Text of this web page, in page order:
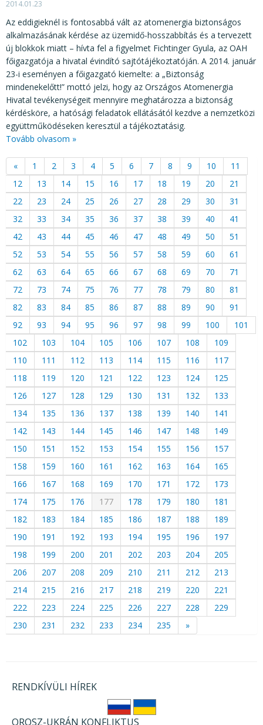
2014.01.23
Az eddigieknél is fontosabbá vált az atomenergia biztonságos
alkalmazásának kérdése az üzemidő-hosszabbítás és a tervezett
új blokkok miatt – hívta fel a figyelmet Fichtinger Gyula, az OAH
főigazgatója a hivatal évindító sajtótájékoztatóján. A 2014. január
23-i eseményen a főigazgató kiemelte: a „Biztonság
mindenekelőtt!” mottó jelzi, hogy az Országos Atomenergia
Hivatal tevékenységeit mennyire meghatározza a biztonság
kérdésköre, a hatósági feladatok ellátásától kezdve a nemzetközi
együttműködéseken keresztül a tájékoztatásig.
Tovább olvasom »
« 1 2 3 4 5 6 7 8 9 10
11
12
13 14 15 16 17 18 19 20
21
22
23 24 25 26 27 28 29 30
31
32
33 34 35 36 37 38 39 40
41
42
43 44 45 46 47 48 49 50
51
52
53 54 55 56 57 58 59 60
61
62
63 64 65 66 67 68 69 70
71
72
73 74 75 76 77 78 79 80
81
82
83 84 85 86 87 88 89 90
91
92
93 94 95 96 97 98 99 100
101
102
103 104 105 106 107 108
109
110
111 112 113 114 115 116
117
118
119 120 121 122 123 124
125
126
127 128 129 130 131 132
133
134
135 136 137 138 139 140
141
142
143 144 145 146 147 148
149
150
151 152 153 154 155 156
157
158
159 160 161 162 163 164
165
166
167 168 169 170 171 172
173
174
175 176 177 178 179 180
181
182
183 184 185 186 187 188
189
190
191 192 193 194 195 196
197
198
199 200 201 202 203 204
205
206
207 208 209 210 211 212
213
214
215 216 217 218 219 220
221
222
223 224 225 226 227 228
229
230
231 232 233 234 235 »
RENDKÍVÜLI HÍREK
OROSZ-UKRÁN KONFLIKTUS